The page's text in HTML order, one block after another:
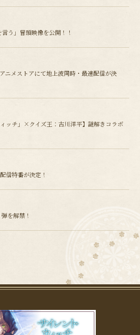
う」冒頭映像を公開！！
ニメストアにて地上波同時・最速配信が決
ィッチ」×クイズ王：古川洋平】謎解きコラボ
信特番が決定！
を解禁！